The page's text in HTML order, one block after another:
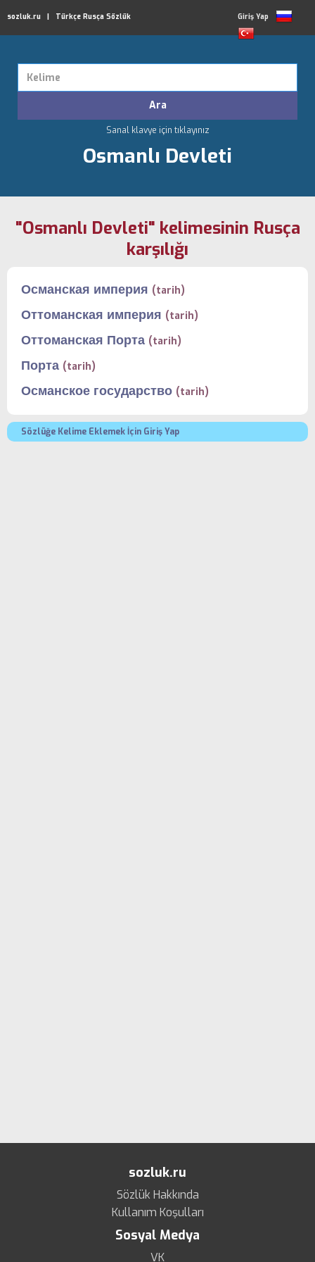
sozluk.ru | Türkçe Rusça Sözlük Giriş Yap
Sanal klavye için tıklayınız
Osmanlı Devleti
"Osmanlı Devleti" kelimesinin Rusça
karşılığı
Османская империя (tarih)
Оттоманская империя (tarih)
Оттоманская Порта (tarih)
Порта (tarih)
Османское государство (tarih)
Sözlüğe Kelime Eklemek İçin Giriş Yap
sozluk.ru
Sözlük Hakkında
Kullanım Koşulları
Sosyal Medya
VK